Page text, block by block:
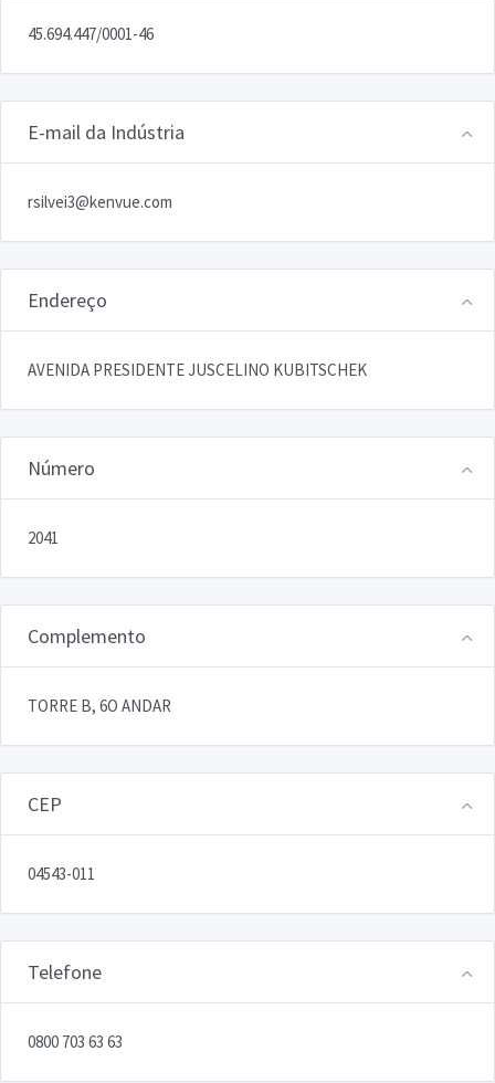
45.694.447/0001-46
E-mail da Indústria
rsilvei3@kenvue.com
Endereço
AVENIDA PRESIDENTE JUSCELINO KUBITSCHEK
Número
2041
Complemento
TORRE B, 6O ANDAR
CEP
04543-011
Telefone
0800 703 63 63